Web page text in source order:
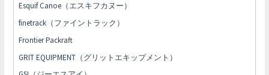
Esquif Canoe（エスキフカヌー）
finetrack（ファイントラック）
Frontier Packraft
GRIT EQUIPMENT（グリットエキップメント）